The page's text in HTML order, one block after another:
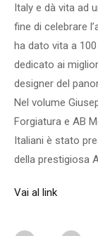
Italy e dà vita ad
fine di celebrare
ha dato vita a
dedicato ai
designer del
Nel volume
Forgiatura e AB
Italiani è stato
della prestigiosa
Vai al link